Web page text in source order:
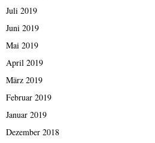
Juli 2019
Juni 2019
Mai 2019
April 2019
März 2019
Februar 2019
Januar 2019
Dezember 2018